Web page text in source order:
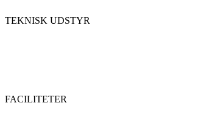
TEKNISK UDSTYR
FACILITETER